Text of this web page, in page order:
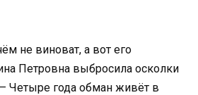
не виноват, а вот его
Петровна выбросила осколки
Четыре года обман живёт в